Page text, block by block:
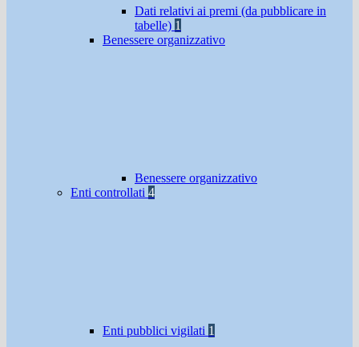
Dati relativi ai premi (da pubblicare in
tabelle) 1
Benessere organizzativo
Benessere organizzativo
Enti controllati 4
Enti pubblici vigilati 1